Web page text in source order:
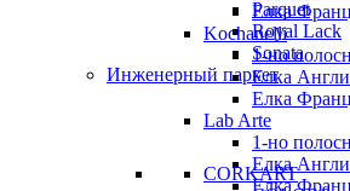
Parquet
Royal Lack
Sonata
Инженерный паркет
Елка
Kochanelli
1-но
Елка
Елка
Lab Arte
1-но
Елка
Елка
CORKART